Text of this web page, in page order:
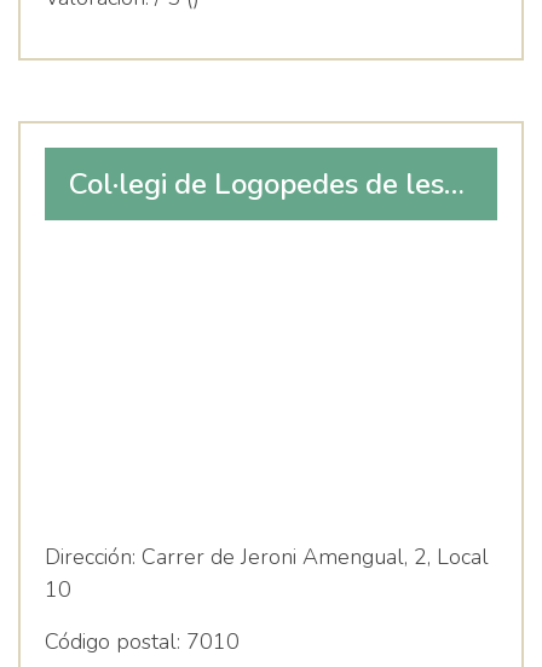
Col·legi de Logopedes de les
Dirección: Carrer de Jeroni Amengual, 2, Local
10
Código postal: 7010